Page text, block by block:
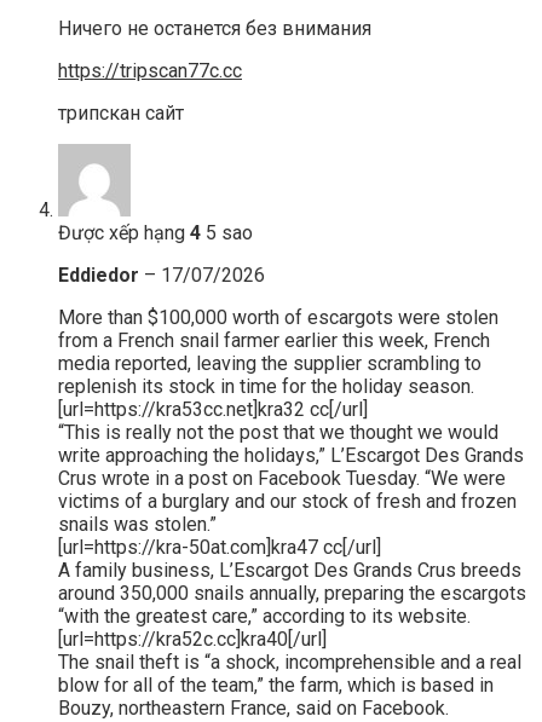
Ничего не останется без внимания
https://tripscan77c.cc
трипскан сайт
Được xếp hạng 4 5 sao
Eddiedor – 17/07/2026
More than $100,000 worth of escargots were stolen
from a French snail farmer earlier this week, French
media reported, leaving the supplier scrambling to
replenish its stock in time for the holiday season.
[url=https://kra53cc.net]kra32 cc[/url]
“This is really not the post that we thought we would
write approaching the holidays,” L’Escargot Des Grands
Crus wrote in a post on Facebook Tuesday. “We were
victims of a burglary and our stock of fresh and frozen
snails was stolen.”
[url=https://kra-50at.com]kra47 cc[/url]
A family business, L’Escargot Des Grands Crus breeds
around 350,000 snails annually, preparing the escargots
“with the greatest care,” according to its website.
[url=https://kra52c.cc]kra40[/url]
The snail theft is “a shock, incomprehensible and a real
blow for all of the team,” the farm, which is based in
Bouzy, northeastern France, said on Facebook.